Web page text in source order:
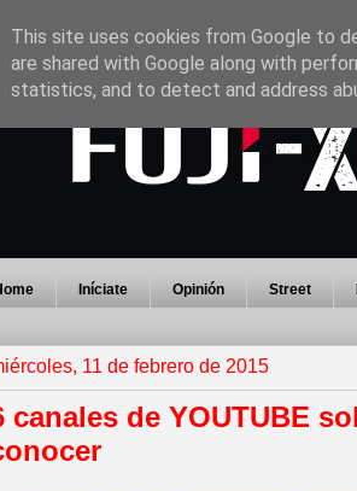
Iníciate Opinión Street
11 de febrero de 2015
canales de YOUTUBE
This site uses cookies from Google to
are shared with Google along with
statistics, and to detect and address